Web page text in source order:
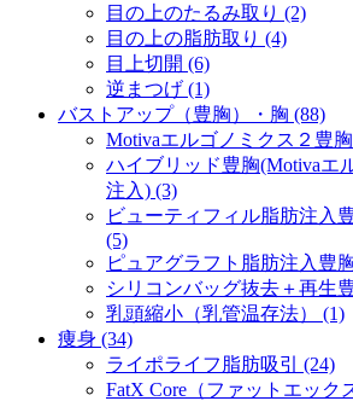
目の上のたるみ取り (2)
目の上の脂肪取り (4)
目上切開 (6)
逆まつげ (1)
バストアップ（豊胸）・胸 (88)
Motivaエルゴノミクス２豊
ハイブリッド豊胸(Motivaエ
注入) (3)
ビューティフィル脂肪注入
(5)
ピュアグラフト脂肪注入豊
シリコンバッグ抜去＋再生
乳頭縮小（乳管温存法） (1)
痩身 (34)
ライポライフ脂肪吸引 (24)
FatX Core（ファットエック